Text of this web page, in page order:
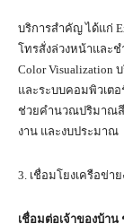
บริการสำคัญ ได้แก่
โทรสั่งล่วงหน้าและช
Color Visualization
และระบบคอมพิวเตอ
ช่วยคำนวณปริมาณ
งาน และงบประมาณ
3. เชื่อมโยงเครือข่าย
เชื่อมต่อเจ้าของบ้า